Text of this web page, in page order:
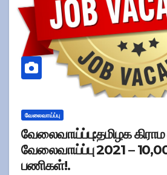
வேலைவாய்ப்பு
வேலைவாய்ப்பு:தமிழக
வேலைவாய்ப்பு 2021 –
பணிகள்!.